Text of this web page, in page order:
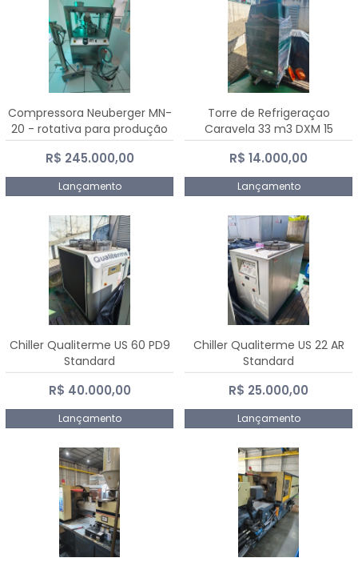
Compressora Neuberger MN-
20 - rotativa para produção
de comprimidos
R$ 245.000,00
Lançamento
Torre de Refrigeraçao
Caravela 33 m3 DXM 15
R$ 14.000,00
Lançamento
Chiller Qualiterme US 60 PD9
Standard
R$ 40.000,00
Lançamento
Chiller Qualiterme US 22 AR
Standard
R$ 25.000,00
Lançamento